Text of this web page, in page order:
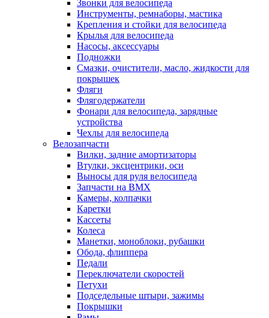
Звонки для велосипеда
Инструменты, ремнаборы, мастика
Крепления и стойки для велосипеда
Крылья для велосипеда
Насосы, аксессуары
Подножки
Смазки, очистители, масло, жидкости для
покрышек
Фляги
Флягодержатели
Фонари для велосипеда, зарядные
устройства
Чехлы для велосипеда
Велозапчасти
Вилки, задние амортизаторы
Втулки, эксцентрики, оси
Выносы для руля велосипеда
Запчасти на BMX
Камеры, колпачки
Каретки
Кассеты
Колеса
Манетки, моноблоки, рубашки
Обода, флиппера
Педали
Переключатели скоростей
Петухи
Подседельные штыри, зажимы
Покрышки